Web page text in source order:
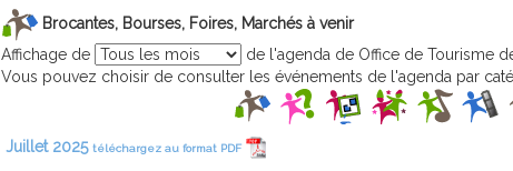
Brocantes, Bourses, Foires, Marchés à venir
Affichage de
de l'agenda de Office de Tourisme
Vous pouvez choisir de consulter les événements de l'agenda par
Juillet 2025 téléchargez au format PDF